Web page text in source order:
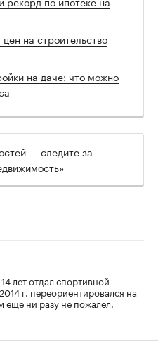
на строительство
на даче: что можно
— следите за
лет отдал спортивной
г. переориентировался на
еще ни разу не пожалел.